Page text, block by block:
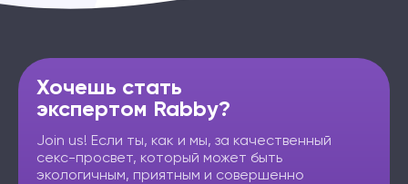
Хочешь стать
экспертом Rabby?
Join us! Если ты, как и мы, за качественный
секс-просвет, который может быть
экологичным, приятным и совершенно